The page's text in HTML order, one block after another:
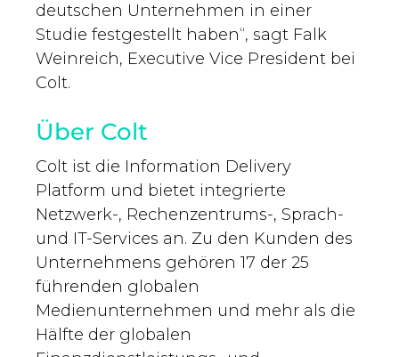
deutschen Unternehmen in einer
Studie festgestellt haben“, sagt Falk
Weinreich, Executive Vice President bei
Colt.
Über Colt
Colt ist die Information Delivery
Platform und bietet integrierte
Netzwerk-, Rechenzentrums-, Sprach-
und IT-Services an. Zu den Kunden des
Unternehmens gehören 17 der 25
führenden globalen
Medienunternehmen und mehr als die
Hälfte der globalen